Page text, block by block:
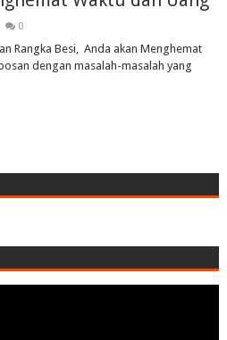
0
Rangka Besi, Anda akan Menghemat
dengan masalah-masalah yang